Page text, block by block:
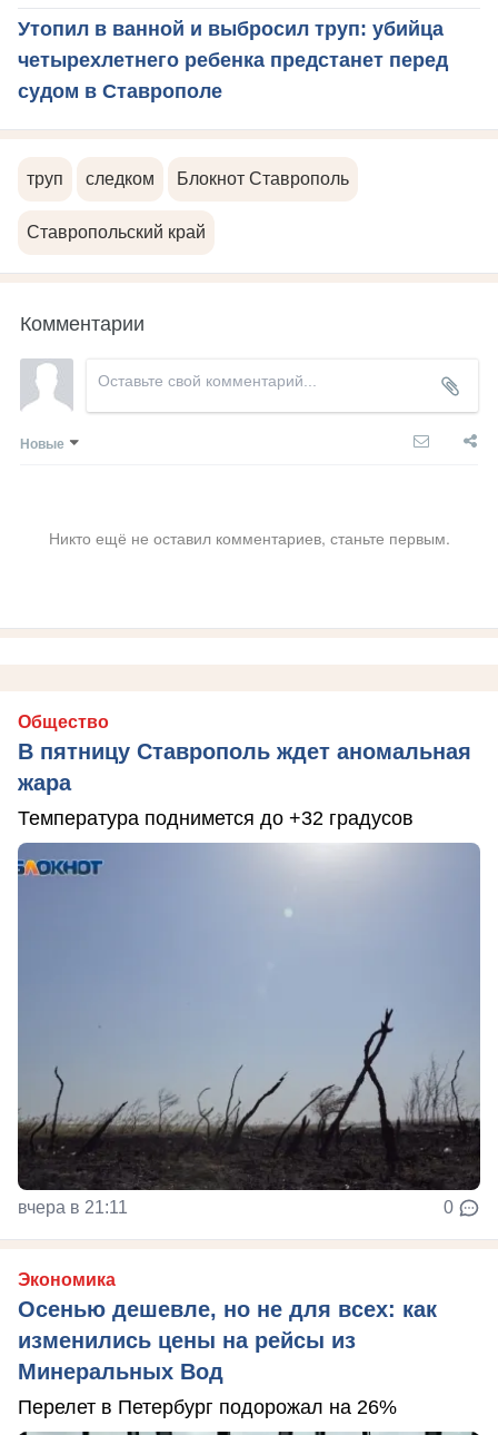
Утопил в ванной и выбросил труп: убийца
четырехлетнего ребенка предстанет перед
судом в Ставрополе
труп следком Блокнот Ставрополь
Ставропольский край
Комментарии
Новые
Никто ещё не оставил комментариев, станьте первым.
Общество
В пятницу Ставрополь ждет аномальная
жара
Температура поднимется до +32 градусов
вчера в 21:11 0
Экономика
Осенью дешевле, но не для всех: как
изменились цены на рейсы из
Минеральных Вод
Перелет в Петербург подорожал на 26%